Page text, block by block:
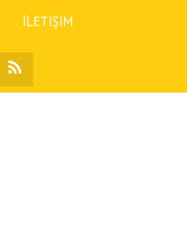
İLETIŞIM